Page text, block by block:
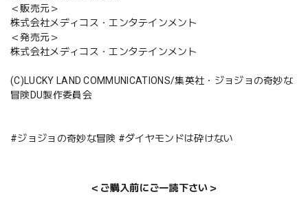
＜販売元＞
株式会社メディコス・エンタテインメント
＜発売元＞
株式会社メディコス・エンタテインメント
(C)LUCKY LAND COMMUNICATIONS/集英社・ジョジョの奇妙な
冒険DU製作委員会
#ジョジョの奇妙な冒険 #ダイヤモンドは砕けない
＜ご購入前にご一読下さい＞